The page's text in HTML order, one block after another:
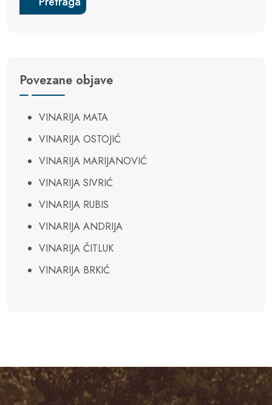
Povezane objave
VINARIJA MATA
VINARIJA OSTOJIĆ
VINARIJA MARIJANOVIĆ
VINARIJA SIVRIĆ
VINARIJA RUBIS
VINARIJA ANDRIJA
VINARIJA ČITLUK
VINARIJA BRKIĆ